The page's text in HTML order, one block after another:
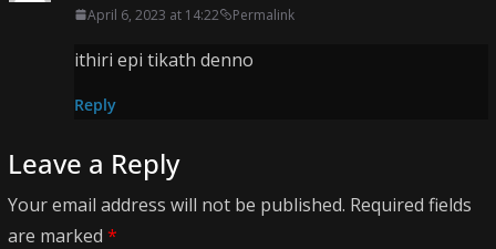
April 6, 2023 at 14:22 Permalink
ithiri epi tikath denno
Reply
Leave a Reply
Your email address will not be published. Required fields
are marked *